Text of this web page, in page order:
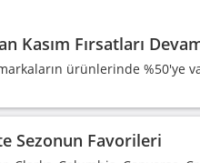
Kasım Fırsatları
ürünlerinde %50'ye
Sezonun Favorileri